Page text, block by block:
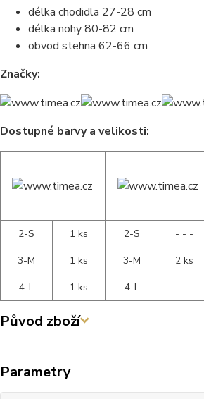
délka chodidla 27-28 cm
délka nohy 80-82 cm
obvod stehna 62-66 cm
Značky:
Dostupné barvy a velikosti:
2-S
1 ks
3-M
1 ks
4-L
1 ks
2-S
- - -
3-M
2 ks
4-L
- - -
Původ zboží
Parametry